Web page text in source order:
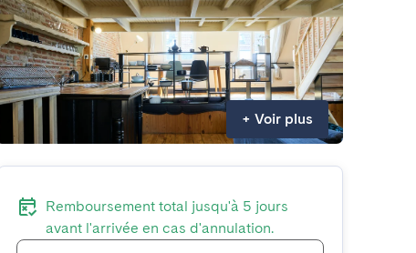
+ Voir plus
Remboursement total jusqu'à 5 jours
avant l'arrivée en cas d'annulation.